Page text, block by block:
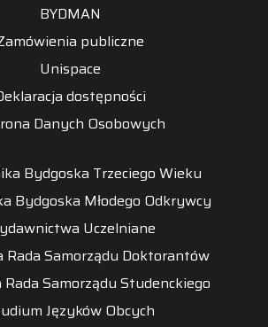
BYDMAN
publiczne
Unispace
dostępności
Danych Osobowych
Bydgoska Trzeciego Wieku
Bydgoska Młodego Odkrywcy
Uczelniane
Rada Samorządu Doktorantów
Rada Samorządu Studenckiego
Języków Obcych